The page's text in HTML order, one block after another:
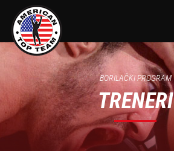
BORILAČKI PROGRAM
TRENERI